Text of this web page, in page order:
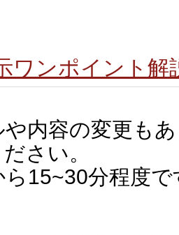
ワンポイント解
内容の変更も
さい。
15~30分程度で